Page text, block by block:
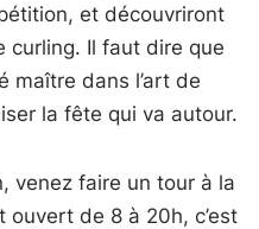
et découvriront
curling. Il faut dire que
maître dans l’art de
la fête qui va autour.
venez faire un tour à la
ouvert de 8 à 20h, c’est